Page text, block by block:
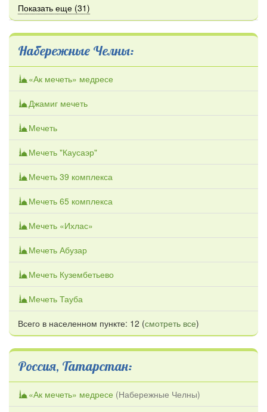
Показать еще (31)
Набережные Челны:
«Ак мечеть» медресе
Джамиг мечеть
Мечеть
Мечеть "Каусаэр"
Мечеть 39 комплекса
Мечеть 65 комплекса
Мечеть «Ихлас»
Мечеть Абузар
Мечеть Кузембетьево
Мечеть Тауба
Всего в населенном пункте: 12 (смотреть все)
Россия, Татарстан:
«Ак мечеть» медресе (Набережные Челны)